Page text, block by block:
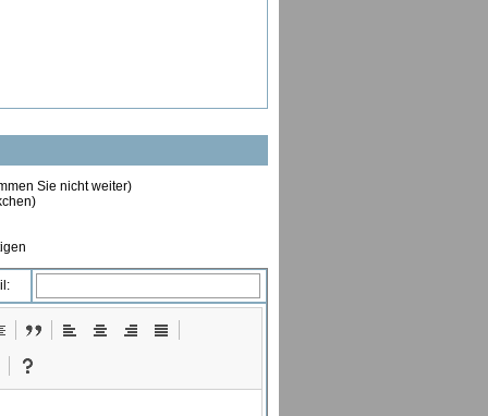
Sie nicht weiter)